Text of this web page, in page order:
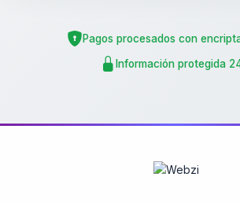
Pagos procesados con
Información protegida